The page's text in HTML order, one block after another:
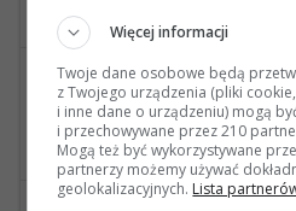
wysłana przez Krisu
Skrzynia 722.9
Więcej informacji
Twoje dane osobowe będą
z Twojego urządzenia (pliki
i inne dane o urządzeniu) mogą
i przechowywane przez 210
Mogą też być wykorzystywane
partnerzy możemy używać
geolokalizacyjnych. Lista